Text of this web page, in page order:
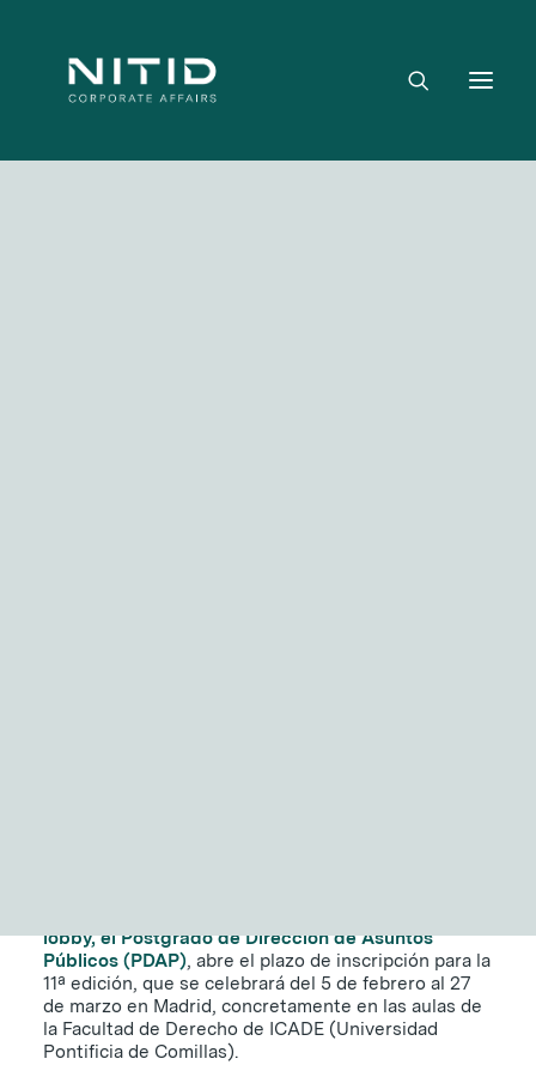
lobby, el Postgrado de Dirección de Asuntos
Públicos (PDAP), abre el plazo de inscripción para la
11ª edición, que se celebrará del 5 de febrero al 27
de marzo en Madrid, concretamente en las aulas de
la Facultad de Derecho de ICADE (Universidad
Pontificia de Comillas).